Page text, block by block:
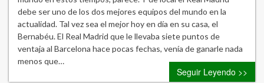
debe ser uno de los dos mejores equipos del mundo en la
actualidad. Tal vez sea el mejor hoy en día en su casa, el
Bernabéu. El Real Madrid que le llevaba siete puntos de
ventaja al Barcelona hace pocas fechas, venía de ganarle nada
menos que…
Seguir Leyendo >>